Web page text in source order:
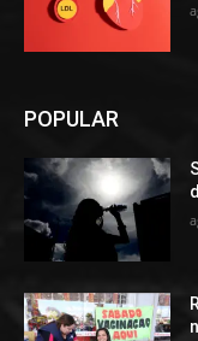
POPULAR